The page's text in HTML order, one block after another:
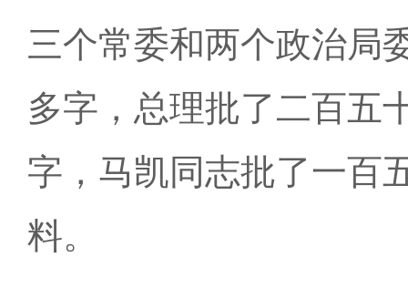
三个常委和两个政治局
多字，总理批了二百五
字，马凯同志批了一百
料。